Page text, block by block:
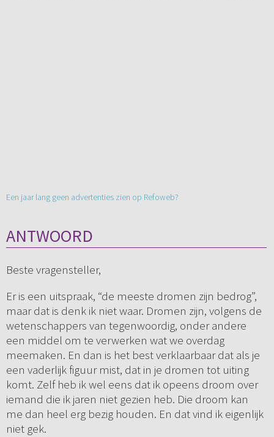
Een jaar lang geen advertenties zien op Refoweb?
ANTWOORD
Beste vragensteller,
Er is een uitspraak, “de meeste dromen zijn bedrog”,
maar dat is denk ik niet waar. Dromen zijn, volgens de
wetenschappers van tegenwoordig, onder andere
een middel om te verwerken wat we overdag
meemaken. En dan is het best verklaarbaar dat als je
een vaderlijk figuur mist, dat in je dromen tot uiting
komt. Zelf heb ik wel eens dat ik opeens droom over
iemand die ik jaren niet gezien heb. Die droom kan
me dan heel erg bezig houden. En dat vind ik eigenlijk
niet gek.